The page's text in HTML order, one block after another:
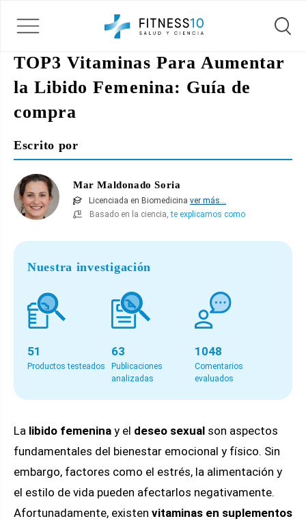
Nuestra investigación
51
Productos testeados
63
Publicaciones
analizadas
1048
Comentarios
evaluados
La libido femenina y el deseo sexual son aspectos
fundamentales del bienestar emocional y físico. Sin
embargo, factores como el estrés, la alimentación y
el estilo de vida pueden afectarlos negativamente.
Afortunadamente, existen vitaminas en suplementos
TOP3 Vitaminas Para Aumentar
la Libido Femenina: Guía de
compra
Escrito por
Mar Maldonado Soria
Licenciada en Biomedicina ver más...
Basado en la ciencia,te explicamos como